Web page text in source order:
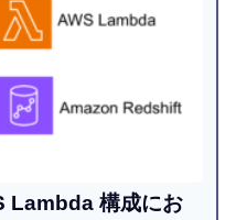
Lambda 構成にお